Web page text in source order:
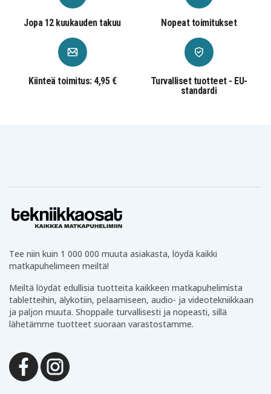
Jopa 12 kuukauden takuu Nopeat toimitukset
Kiinteä toimitus: 4,95 €
Turvalliset tuotteet - EU-
standardi
Tee niin kuin 1 000 000 muuta asiakasta, löydä kaikki
matkapuhelimeen meiltä!
Meiltä löydät edullisia tuotteita kaikkeen matkapuhelimista
tabletteihin, älykotiin, pelaamiseen, audio- ja videotekniikkaan
ja paljon muuta. Shoppaile turvallisesti ja nopeasti, sillä
lähetämme tuotteet suoraan varastostamme.